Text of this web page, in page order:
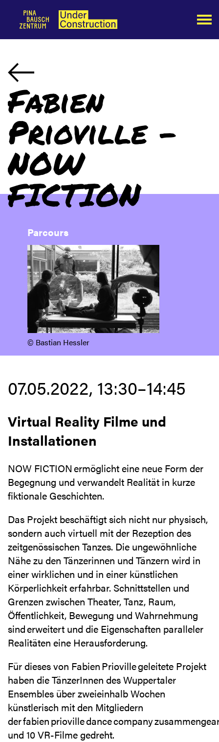
Fabien
Prioville -
NOW
FICTION
Parcours
©️ Bastian Hessler
07.05.2022, 13:30–14:45
Virtual Reality Filme und
Installationen
NOW FICTION ermöglicht eine neue Form der
Begegnung und verwandelt Realität in kurze
fiktionale Geschichten.
Das Projekt beschäftigt sich nicht nur physisch,
sondern auch virtuell mit der Rezeption des
zeitgenössischen Tanzes. Die ungewöhnliche
Nähe zu den Tänzerinnen und Tänzern wird in
einer wirklichen und in einer künstlichen
Körperlichkeit erfahrbar. Schnittstellen und
Grenzen zwischen Theater, Tanz, Raum,
Öffentlichkeit, Bewegung und Wahrnehmung
sind erweitert und die Eigenschaften paralleler
Realitäten eine Herausforderung.
Für dieses von Fabien Prioville geleitete Projekt
haben die TänzerInnen des Wuppertaler
Ensembles über zweieinhalb Wochen
künstlerisch mit den Mitgliedern
der fabien prioville dance company
und 10 VR-Filme gedreht.